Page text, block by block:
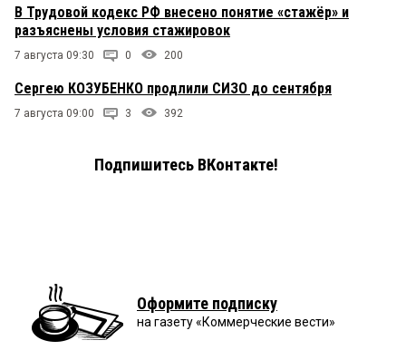
В Трудовой кодекс РФ внесено понятие «стажёр» и
разъяснены условия стажировок
7 августа 09:30 0 200
Сергею КОЗУБЕНКО продлили СИЗО до сентября
7 августа 09:00 3 392
Подпишитесь ВКонтакте!
Оформите подписку
на газету «Коммерческие вести»